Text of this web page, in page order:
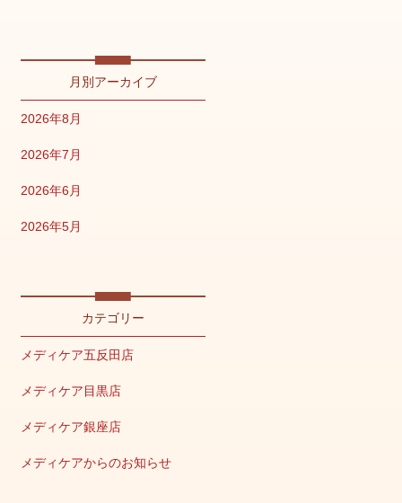
月別アーカイブ
2026年8月
2026年7月
2026年6月
2026年5月
2026年2月
2026年1月
カテゴリー
メディケア五反田店
メディケア目黒店
メディケア銀座店
メディケアからのお知らせ